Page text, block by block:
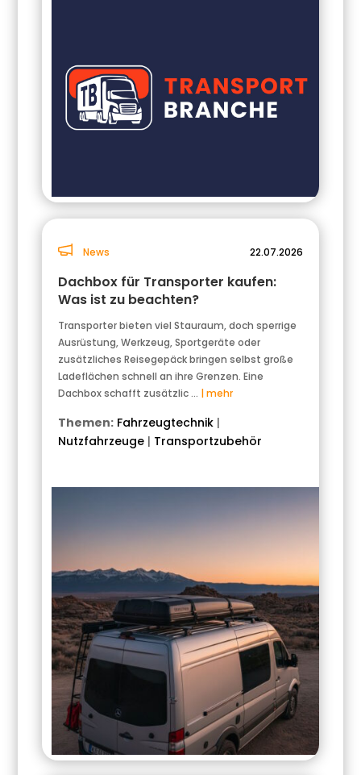
News 22.07.2026
Dachbox für Transporter kaufen:
Was ist zu beachten?
Transporter bieten viel Stauraum, doch sperrige
Ausrüstung, Werkzeug, Sportgeräte oder
zusätzliches Reisegepäck bringen selbst große
Ladeflächen schnell an ihre Grenzen. Eine
Dachbox schafft zusätzlic … | mehr
Themen: Fahrzeugtechnik |
Nutzfahrzeuge | Transportzubehör